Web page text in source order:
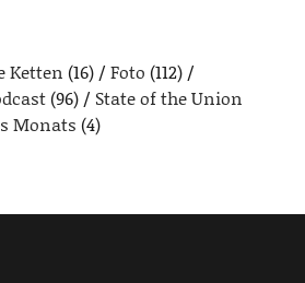
Ketten (16) Foto (112)
(96)
State of the Union
Monats (4)